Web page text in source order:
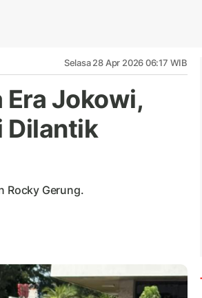
Selasa 28 Apr 2026 06:17 WIB
Jokowi,
Dilantik
Rocky Gerung.